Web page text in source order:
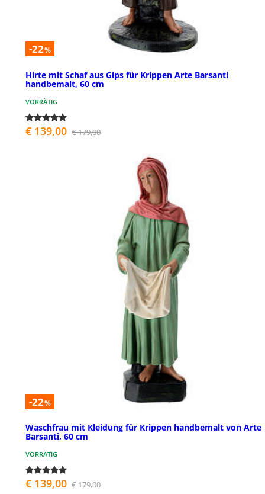
-22%
Hirte mit Schaf aus Gips für Krippen Arte Barsanti
handbemalt, 60 cm
VORRÄTIG
€ 139,00 € 179,00
-22%
Waschfrau mit Kleidung für Krippen handbemalt von Arte
Barsanti, 60 cm
VORRÄTIG
€ 139,00 € 179,00